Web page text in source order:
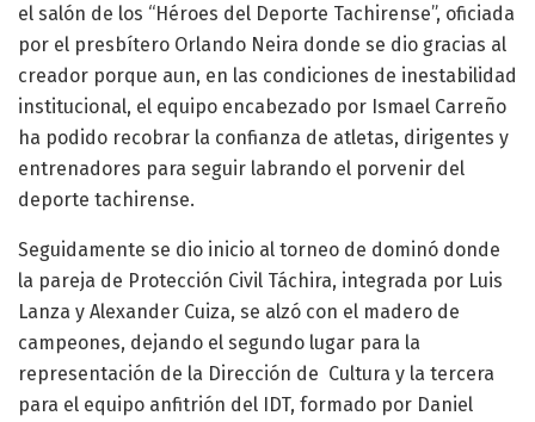
el salón de los “Héroes del Deporte Tachirense”, oficiada
por el presbítero Orlando Neira donde se dio gracias al
creador porque aun, en las condiciones de inestabilidad
institucional, el equipo encabezado por Ismael Carreño
ha podido recobrar la confianza de atletas, dirigentes y
entrenadores para seguir labrando el porvenir del
deporte tachirense.
Seguidamente se dio inicio al torneo de dominó donde
la pareja de Protección Civil Táchira, integrada por Luis
Lanza y Alexander Cuiza, se alzó con el madero de
campeones, dejando el segundo lugar para la
representación de la Dirección de Cultura y la tercera
para el equipo anfitrión del IDT, formado por Daniel